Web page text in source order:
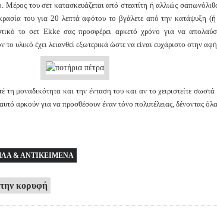
Μέρος του σετ κατασκευάζεται από στεατίτη ή αλλιώς
του για 20 λεπτά αφότου το βγάλετε από την κατάψυξη
το σετ Ekke σας προσφέρει αρκετό χρόνο για να
το υλικό έχει λειανθεί εξωτερικά ώστε να είναι ευχάριστο στην
τη μοναδικότητα και την ένταση του και αν το χειριστείτε
αρκούν για να προσθέσουν έναν τόνο πολυτέλειας, δένοντας
& ΑΝΤΙΚΕΙΜΕΝΑ
κορυφή